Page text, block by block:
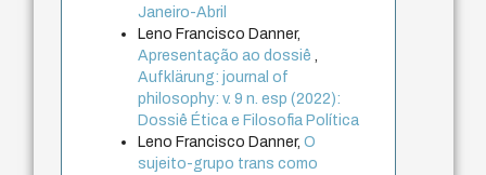
Janeiro-Abril
Leno Francisco Danner,
Apresentação ao dossiê
Aufklärung: journal of
philosophy: v. 9 n. esp (2022):
Dossiê Ética e Filosofia Política
Leno Francisco Danner,O
sujeito-grupo trans como